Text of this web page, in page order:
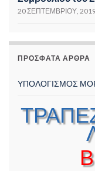
20 ΣΕΠΤΕΜΒΡΊΟΥ,
ΠΡΌΣΦΑΤΑ ΆΡΘΡΑ
ΥΠΟΛΟΓΙΣΜΟΣ